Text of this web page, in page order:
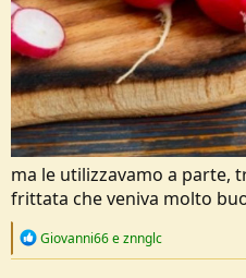
ma le utilizzavamo a parte,
frittata che veniva molto
R
Giovanni66eznnglc